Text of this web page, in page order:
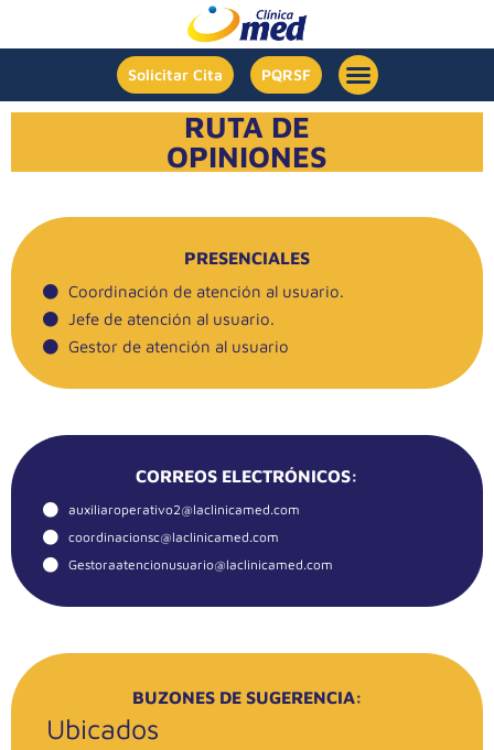
Solicitar Cita PQRSF
RUTA DE
OPINIONES
PRESENCIALES
Coordinación de atención al usuario.
Jefe de atención al usuario.
Gestor de atención al usuario
CORREOS ELECTRÓNICOS:
auxiliaroperativo2@laclinicamed.com
coordinacionsc@laclinicamed.com
Gestoraatencionusuario@laclinicamed.com
BUZONES DE SUGERENCIA:
Ubicados